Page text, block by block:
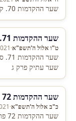
שער ההקדמות 70. קבלה משל ונמשל ועל שני פירושי האר"י ברדל"א
שער ההקדמות 71. ספקות עתיק בכתר חכמה בינה וז"ת
ט"ו אלול ה'תשפ"א·
שער עתיק פרק ג
שער ההקדמות 72 פרטי חמש ספקות רישא דעתיק
כ"ב אלול ה'תשפ"א·